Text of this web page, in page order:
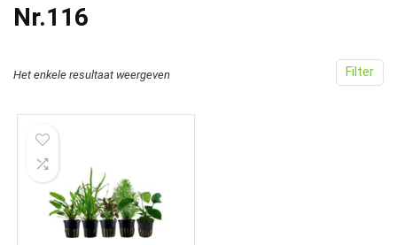
‎Nr.116
Filter
Het enkele resultaat weergeven